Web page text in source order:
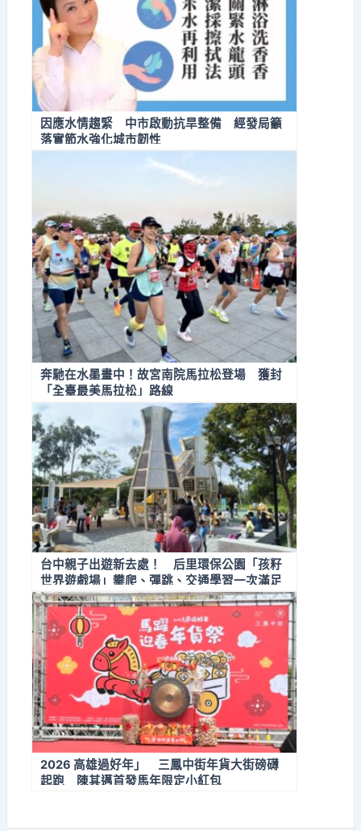
因應水情趨緊 中市啟動抗旱整備 經發局籲
落實節水強化城市韌性
奔馳在水墨畫中！故宮南院馬拉松登場 獲封
「全臺最美馬拉松」路線
台中親子出遊新去處！ 后里環保公園「孩籽
世界遊戲場」攀爬、彈跳、交通學習一次滿足
2026 高雄過好年」 三鳳中街年貨大街磅礴
起跑 陳其邁首發馬年限定小紅包